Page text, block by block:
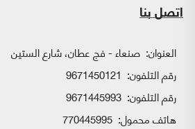
اتصل بنا
العنوان: صنعاء - فج عطان، شارع الستين
رقم التلفون: 9671450121
رقم التلفون: 9671445993
هاتف محمول: 770445995